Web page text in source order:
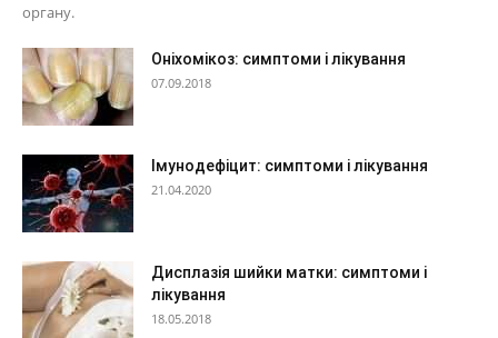
органу.
Оніхомікоз: симптоми і лікування
07.09.2018
Імунодефіцит: симптоми і лікування
21.04.2020
Дисплазія шийки матки: симптоми і
лікування
18.05.2018